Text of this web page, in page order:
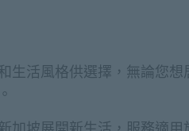
生活風格供選擇，無論您想